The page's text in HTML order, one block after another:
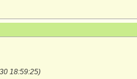
18:59:25)